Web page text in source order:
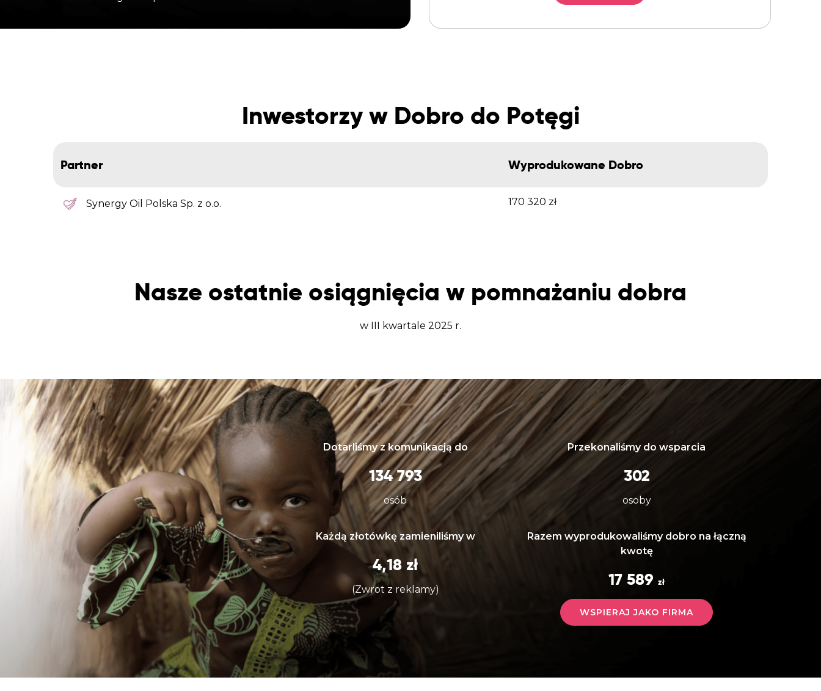
Inwestorzy w Dobro do Potęgi
Partner Wyprodukowane Dobro
Synergy Oil Polska Sp. z o.o. 170 320 zł
Nasze ostatnie osiągnięcia w pomnażaniu dobra
w III kwartale 2025 r.
Dotarliśmy z komunikacją do
134 793
osób
Przekonaliśmy do wsparcia
302
osoby
Każdą złotówkę zamieniliśmy w
4,18 zł
(Zwrot z reklamy)
Razem wyprodukowaliśmy dobro na łączną
kwotę
17 589 zł
WSPIERAJ JAKO FIRMA